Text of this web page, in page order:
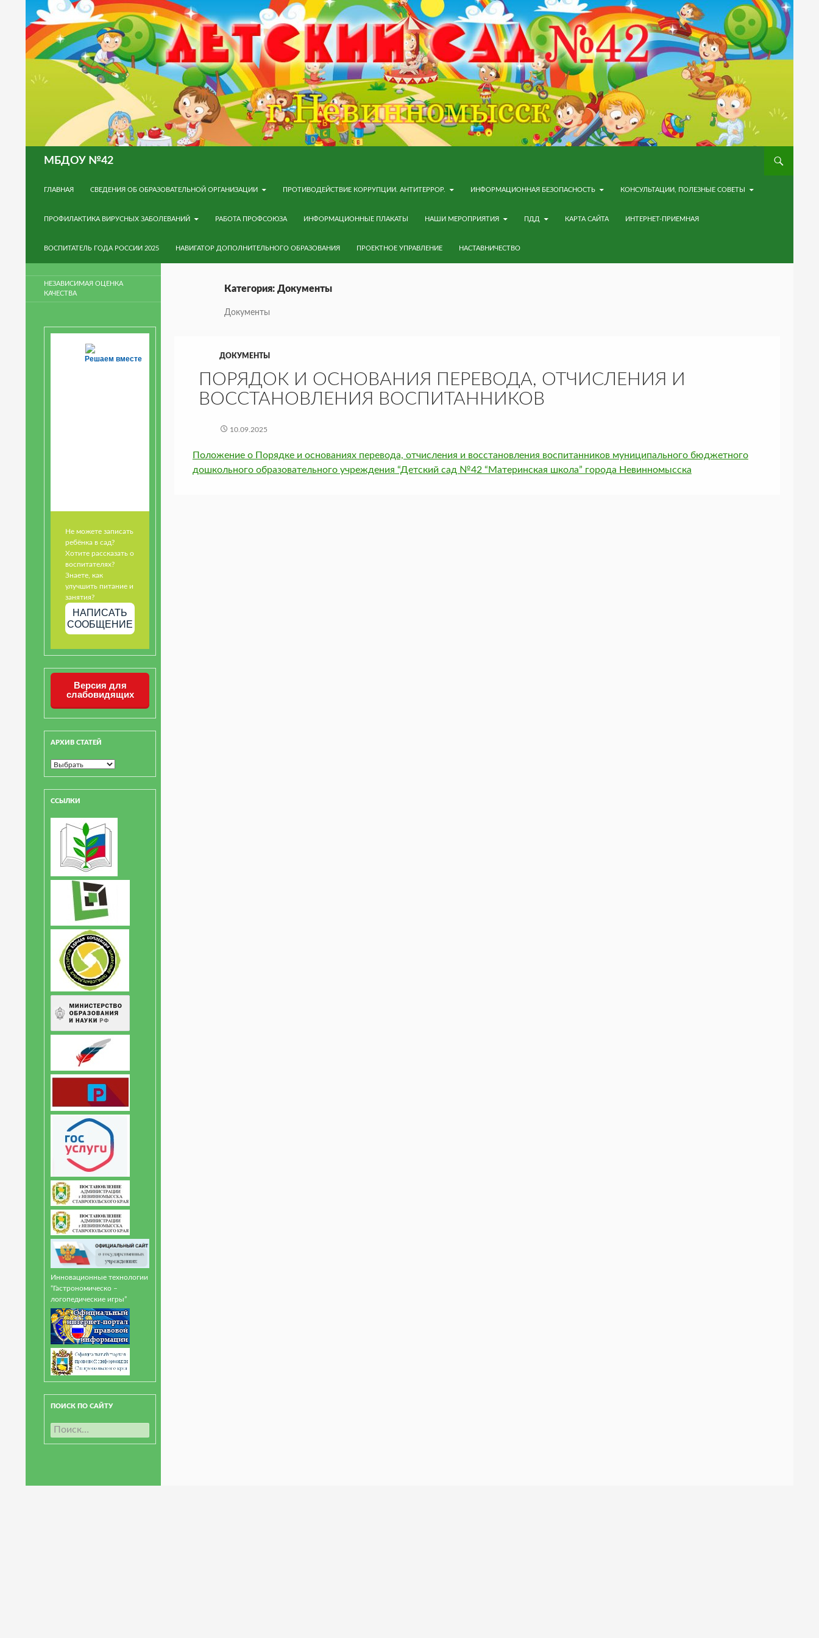
МБДОУ №42
ГЛАВНАЯ
СВЕДЕНИЯ ОБ ОБРАЗОВАТЕЛЬНОЙ ОРГАНИЗАЦИИ ПРОТИВОДЕЙСТВИЕ КОРРУПЦИИ. АНТИТЕРРОР. ИНФОРМАЦИОННАЯ БЕЗОПАСНОСТЬ КОНСУЛЬТАЦИИ, ПОЛЕЗНЫЕ СОВЕТЫ
ПРОФИЛАКТИКА ВИРУСНЫХ ЗАБОЛЕВАНИЙ РАБОТА ПРОФСОЮЗА ИНФОРМАЦИОННЫЕ ПЛАКАТЫ НАШИ МЕРОПРИЯТИЯ ПДД КАРТА САЙТА ИНТЕРНЕТ-ПРИЕМНАЯ
ВОСПИТАТЕЛЬ ГОДА РОССИИ 2025 НАВИГАТОР ДОПОЛНИТЕЛЬНОГО ОБРАЗОВАНИЯ ПРОЕКТНОЕ УПРАВЛЕНИЕ НАСТАВНИЧЕСТВО
Категория: Документы
Документы
ДОКУМЕНТЫ
ПОРЯДОК И ОСНОВАНИЯ ПЕРЕВОДА, ОТЧИСЛЕНИЯ И
ВОССТАНОВЛЕНИЯ ВОСПИТАННИКОВ
10.09.2025
Положение о Порядке и основаниях перевода, отчисления и восстановления воспитанников муниципального бюджетного
дошкольного образовательного учреждения “Детский сад №42 “Материнская школа” города Невинномысска
НЕЗАВИСИМАЯ ОЦЕНКА
КАЧЕСТВА
Решаем вместе
Не можете записать
ребёнка в сад?
Хотите рассказать о
воспитателях?
Знаете, как
улучшить питание и
занятия?
НАПИСАТЬ
СООБЩЕНИЕ
Версия для
слабовидящих
АРХИВ СТАТЕЙ
ССЫЛКИ
Инновационные технологии
“Гастрономическо –
логопедические игры”
ПОИСК ПО САЙТУ
Н
а